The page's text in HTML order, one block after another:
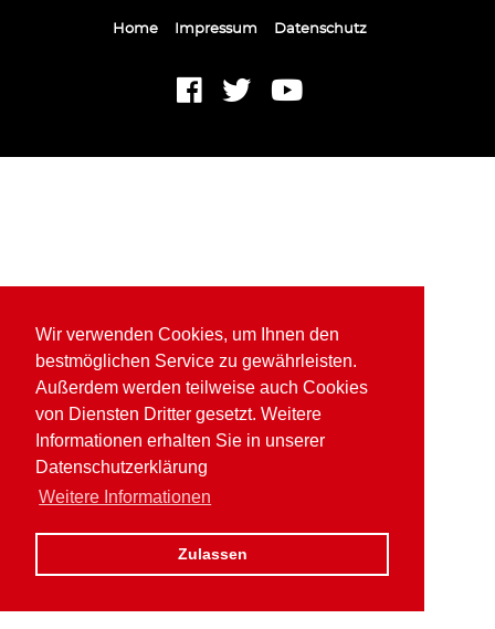
Wir verwenden Cookies, um Ihnen den
bestmöglichen Service zu gewährleisten.
Außerdem werden teilweise auch Cookies
von Diensten Dritter gesetzt. Weitere
Informationen erhalten Sie in unserer
Datenschutzerklärung
Weitere Informationen
Zulassen
Home Impressum Datenschutz